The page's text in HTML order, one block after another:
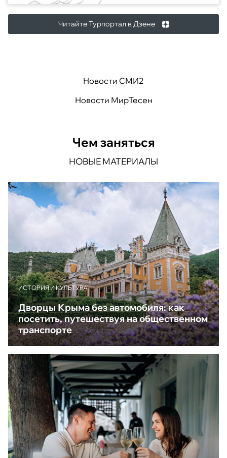
Читайте Турпортал в Дзене
Новости СМИ2
Новости МирТесен
Чем заняться
НОВЫЕ МАТЕРИАЛЫ
ИСТОРИЯ И КУЛЬТУРА
Дворцы Крыма без автомобиля: как
посетить, путешествуя на общественном
транспорте